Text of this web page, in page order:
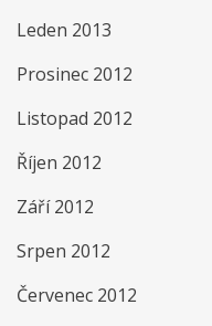
Leden 2013
Prosinec 2012
Listopad 2012
Říjen 2012
Září 2012
Srpen 2012
Červenec 2012